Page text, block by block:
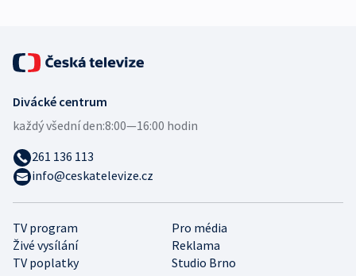
TV program
Pro média
Živé vysílání
Reklama
TV poplatky
Studio Brno
Divácké centrum
každý všední den:8:00—16:00 hodin
261 136 113
info@ceskatelevize.cz